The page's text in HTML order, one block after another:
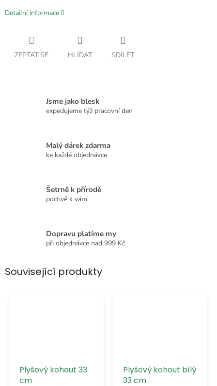
Detailní informace
ZEPTAT SE HLÍDAT SDÍLET
Jsme jako blesk
expedujeme týž pracovní den
Malý dárek zdarma
ke každé objednávce
Šetrně k přírodě
poctivě k vám
Dopravu platíme my
při objednávce nad 999 Kč
Související produkty
Plyšový kohout 33
cm
Plyšový kohout bílý
33 cm